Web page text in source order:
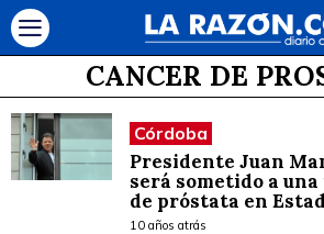
CANCER DE
Córdoba
Presidente Juan
será sometido a
de próstata en
10 años atrás